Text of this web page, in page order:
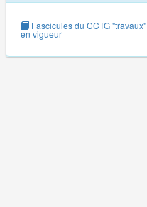
Fascicules du CCTG "travaux"
en vigueur